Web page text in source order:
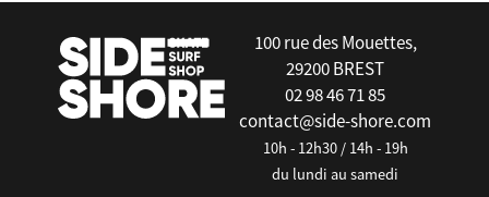
100 rue des Mouettes,
29200 BREST
02 98 46 71 85
contact@side-shore.com
10h - 12h30 / 14h - 19h
du lundi au samedi